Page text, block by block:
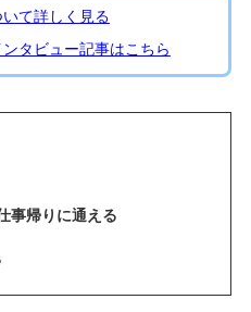
て詳しく見る
タビュー記事はこちら
事帰りに通える